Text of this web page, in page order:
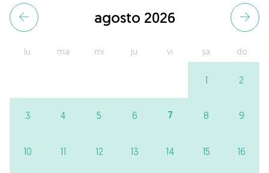
agosto 2026
lu ma mi ju vi sa do
1 2
3 4 5 6 7 8 9
10 11 12 13 14 15 16